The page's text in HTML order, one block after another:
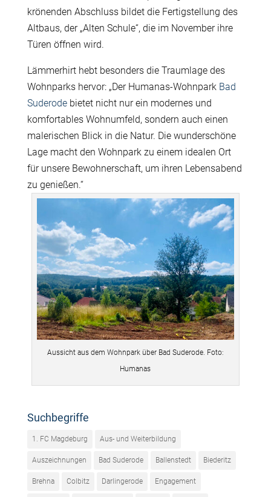
krönenden Abschluss bildet die Fertigstellung des
Altbaus, der „Alten Schule“, die im November ihre
Türen öffnen wird.
Lämmerhirt hebt besonders die Traumlage des
Wohnparks hervor: „Der Humanas-Wohnpark Bad
Suderodebietet nicht nur ein modernes und
komfortables Wohnumfeld, sondern auch einen
malerischen Blick in die Natur. Die wunderschöne
Lage macht den Wohnpark zu einem idealen Ort
für unsere Bewohnerschaft, um ihren Lebensabend
zu genießen.“
Aussicht aus dem Wohnpark über Bad Suderode. Foto:
Humanas
Suchbegriffe
1. FC Magdeburg Aus- und Weiterbildung
Auszeichnungen Bad Suderode Ballenstedt Biederitz
Brehna Colbitz Darlingerode Engagement